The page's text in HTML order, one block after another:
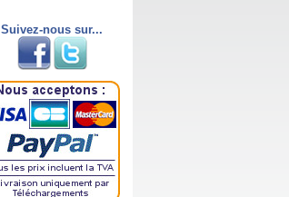
Suivez-nous sur...